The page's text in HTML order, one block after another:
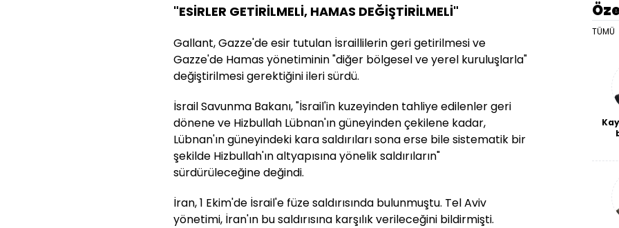
"ESİRLER GETİRİLMELİ, HAMAS DEĞİŞTİRİLMELİ"
Gallant, Gazze'de esir tutulan İsraillilerin geri getirilmesi ve
Gazze'de Hamas yönetiminin "diğer bölgesel ve yerel kuruluşlarla"
değiştirilmesi gerektiğini ileri sürdü.
İsrail Savunma Bakanı, "İsrail'in kuzeyinden tahliye edilenler geri
dönene ve Hizbullah Lübnan'ın güneyinden çekilene kadar,
Lübnan'ın güneyindeki kara saldırıları sona erse bile sistematik bir
şekilde Hizbullah'ın altyapısına yönelik saldırıların"
sürdürüleceğine değindi.
İran, 1 Ekim'de İsrail'e füze saldırısında bulunmuştu. Tel Aviv
yönetimi, İran'ın bu saldırısına karşılık verileceğini bildirmişti.
TÜMÜ